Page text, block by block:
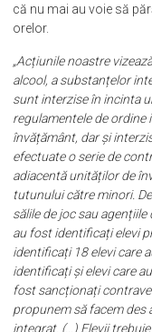
că nu mai au voie să
orelor.
„Acțiunile noastre
alcool, a substanțelor
sunt interzise în incinta
regulamentele de ordine
învățământ, dar și
efectuate o serie de
adiacentă unităților de
tutunului către minori.
sălile de joc sau
au fost identificați elevi
identificați 18 elevi care
identificați și elevi care
fost sancționați
propunem să facem des
integrat. (…) Elevii